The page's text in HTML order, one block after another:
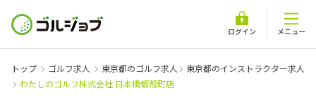
ログイン メニュー
トップ ゴルフ求人 東京都のゴルフ求人
東京都のインストラクター求人
わたしのゴルフ株式会社 日本橋蛎殻町店